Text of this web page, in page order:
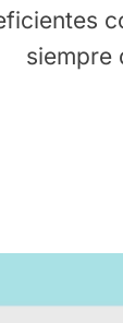
siempre